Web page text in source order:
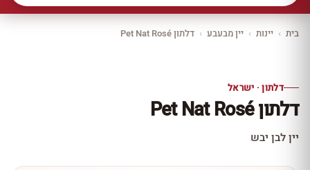
בית › יינות › יין מבעבע › דלתון Pet Nat Rosé
10% הנחה
כל יינות היקב —
עכשיו ב-10% הנחה
דלתון · ישראל
דלתון Pet Nat Rosé
יין לבן יבש